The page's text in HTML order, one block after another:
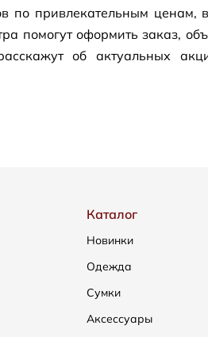
по привлекательным ценам,
помогут оформить заказ,
об актуальных
Каталог
Новинки
Одежда
Сумки
Аксессуары